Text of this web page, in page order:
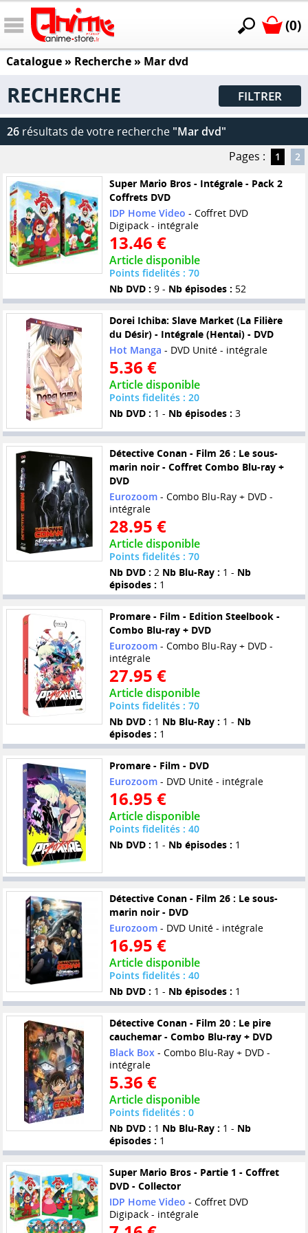
(0)
Catalogue» Recherche » Mar dvd
RECHERCHE FILTRER
26 résultats de votre recherche "Mar dvd"
Pages :
1 2
Super Mario Bros - Intégrale - Pack 2
Coffrets DVD
IDP Home Video - Coffret DVD
Digipack - intégrale
13.46 €
Article disponible
Points fidelités : 70
Nb DVD : 9 - Nb épisodes : 52
Dorei Ichiba: Slave Market (La Filière
du Désir) - Intégrale (Hentai) - DVD
Hot Manga - DVD Unité - intégrale
5.36 €
Article disponible
Points fidelités : 20
Nb DVD : 1 - Nb épisodes : 3
Détective Conan - Film 26 : Le sous-
marin noir - Coffret Combo Blu-ray +
DVD
Eurozoom- Combo Blu-Ray + DVD -
intégrale
28.95 €
Article disponible
Points fidelités : 70
Nb DVD : 2 Nb Blu-Ray : 1 - Nb
épisodes : 1
Promare - Film - Edition Steelbook -
Combo Blu-ray + DVD
Eurozoom- Combo Blu-Ray + DVD -
intégrale
27.95 €
Article disponible
Points fidelités : 70
Nb DVD : 1 Nb Blu-Ray : 1 - Nb
épisodes : 1
Promare - Film - DVD
Eurozoom- DVD Unité - intégrale
16.95 €
Article disponible
Points fidelités : 40
Nb DVD : 1 - Nb épisodes : 1
Détective Conan - Film 26 : Le sous-
marin noir - DVD
Eurozoom- DVD Unité - intégrale
16.95 €
Article disponible
Points fidelités : 40
Nb DVD : 1 - Nb épisodes : 1
Détective Conan - Film 20 : Le pire
cauchemar - Combo Blu-ray + DVD
Black Box- Combo Blu-Ray + DVD -
intégrale
5.36 €
Article disponible
Points fidelités : 0
Nb DVD : 1 Nb Blu-Ray : 1 - Nb
épisodes : 1
Super Mario Bros - Partie 1 - Coffret
DVD - Collector
IDP Home Video - Coffret DVD
Digipack - intégrale